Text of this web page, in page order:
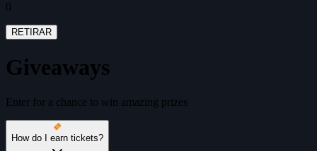
0
RETIRAR
Giveaways
Enter for a chance to win amazing prizes
How do I earn tickets?